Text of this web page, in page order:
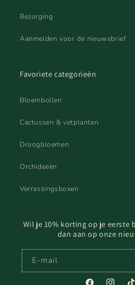
Bezorging
Aanmelden voor de nieuwsbrief
Favoriete categorieën
Bloembollen
Cactussen & vetplanten
Droogbloemen
Orchideeën
Verrassingsboxen
Wil je 10% korting op je eerste
dan aan op onze
E‑mail